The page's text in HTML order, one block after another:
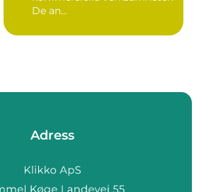
De an...
Adress